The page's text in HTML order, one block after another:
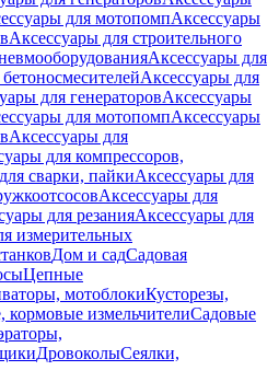
для мотопомпАксессуары
Аксессуары для строительного
Аксессуары для
Аксессуары для
для генераторовАксессуары
для мотопомпАксессуары
Аксессуары для
для компрессоров,
сварки, пайкиАксессуары для
Аксессуары для
для резанияАксессуары для
измерительных
Дом и садСадовая
Цепные
мотоблокиКусторезы,
кормовые измельчителиСадовые
ДровоколыСеялки,